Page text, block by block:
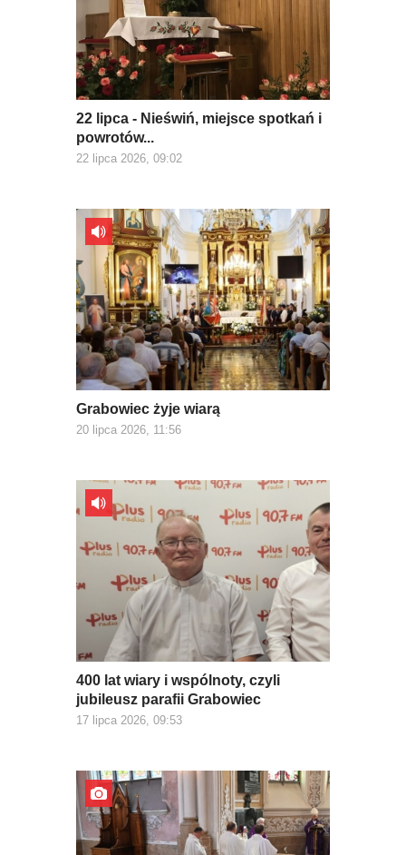
22 lipca - Nieświń, miejsce spotkań i
powrotów...
22 lipca 2026, 09:02
Grabowiec żyje wiarą
20 lipca 2026, 11:56
400 lat wiary i wspólnoty, czyli
jubileusz parafii Grabowiec
17 lipca 2026, 09:53